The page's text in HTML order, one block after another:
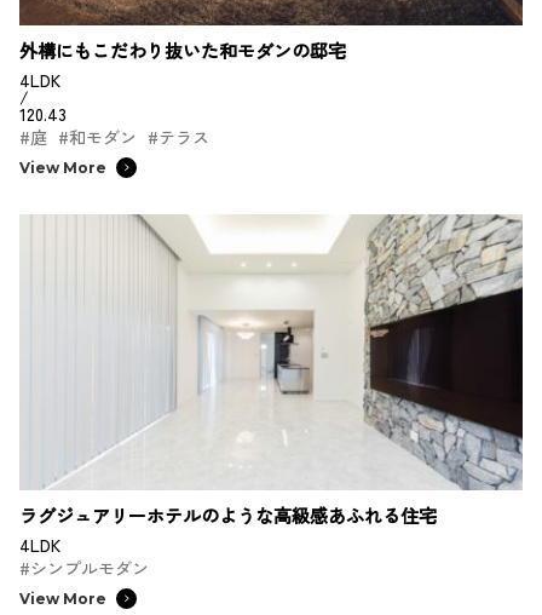
外構にもこだわり抜いた和モダンの邸宅
4LDK
/
120.43
#庭 #和モダン #テラス
View More
ラグジュアリーホテルのような高級感あふれる住宅
4LDK
#シンプルモダン
View More